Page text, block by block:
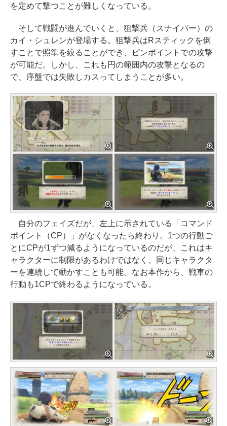
を定めて撃つことが難しくなっている。
そして戦闘が進んでいくと、狙撃兵（スナイパー）の
カイ・シュレンが登場する。狙撃兵はRスティックを倒
すことで照準を絞ることができ、ピンポイントでの攻撃
が可能だ。しかし、これも円の範囲内の攻撃となるの
で、序盤では失敗しカスってしまうことが多い。
自分のフェイズだが、左上に示されている「コマンド
ポイント（CP）」がなくなったら終わり。1つの行動ご
とにCPが1ずつ減るようになっているのだが、これはキ
ャラクターに制限があるわけではなく、同じキャラクタ
ーを連続して動かすことも可能。なお本作から、戦車の
行動も1CPで終わるようになっている。